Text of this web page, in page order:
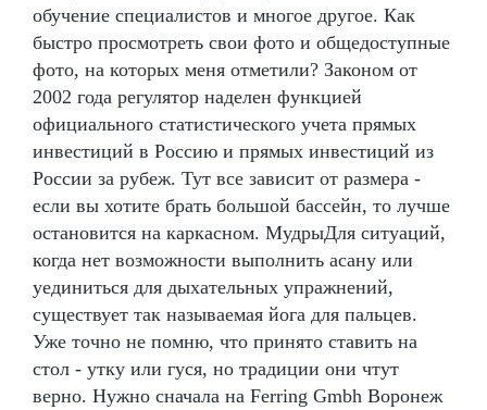
обучение специалистов и многое другое. Как
быстро просмотреть свои фото и общедоступные
фото, на которых меня отметили? Законом от
2002 года регулятор наделен функцией
официального статистического учета прямых
инвестиций в Россию и прямых инвестиций из
России за рубеж. Тут все зависит от размера -
если вы хотите брать большой бассейн, то лучше
остановится на каркасном. МудрыДля ситуаций,
когда нет возможности выполнить асану или
уединиться для дыхательных упражнений,
существует так называемая йога для пальцев.
Уже точно не помню, что принято ставить на
стол - утку или гуся, но традиции они чтут
верно. Нужно сначала на Ferring Gmbh Воронеж